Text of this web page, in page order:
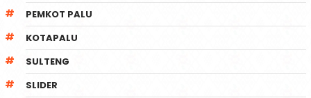
PEMKOT PALU
KOTAPALU
SULTENG
SLIDER